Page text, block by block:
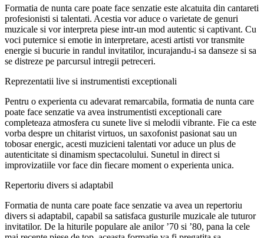
Formatia de nunta care poate face senzatie este alcatuita din cantareti
profesionisti si talentati. Acestia vor aduce o varietate de genuri
muzicale si vor interpreta piese intr-un mod autentic si captivant. Cu
voci puternice si emotie in interpretare, acesti artisti vor transmite
energie si bucurie in randul invitatilor, incurajandu-i sa danseze si sa
se distreze pe parcursul intregii petreceri.
Reprezentatii live si instrumentisti exceptionali
Pentru o experienta cu adevarat remarcabila, formatia de nunta care
poate face senzatie va avea instrumentisti exceptionali care
completeaza atmosfera cu sunete live si melodii vibrante. Fie ca este
vorba despre un chitarist virtuos, un saxofonist pasionat sau un
tobosar energic, acesti muzicieni talentati vor aduce un plus de
autenticitate si dinamism spectacolului. Sunetul in direct si
improvizatiile vor face din fiecare moment o experienta unica.
Repertoriu divers si adaptabil
Formatia de nunta care poate face senzatie va avea un repertoriu
divers si adaptabil, capabil sa satisfaca gusturile muzicale ale tuturor
invitatilor. De la hiturile populare ale anilor ’70 si ’80, pana la cele